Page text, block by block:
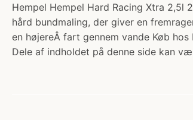
Hempel Hempel Hard Racing Xtra 2,5l
hård bundmaling, der giver en
en højereÂ fart gennem vande Køb hos
Dele af indholdet på denne side kan